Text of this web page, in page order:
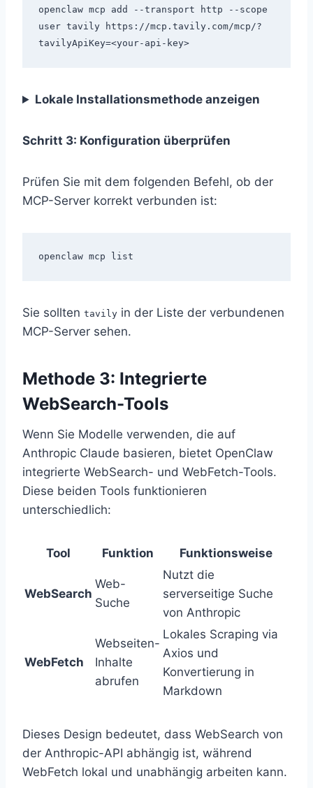
openclaw mcp add --transport http --scope
user tavily https://mcp.tavily.com/mcp/?
tavilyApiKey=<your-api-key>
Lokale Installationsmethode anzeigen
Schritt 3: Konfiguration überprüfen
Prüfen Sie mit dem folgenden Befehl, ob der
MCP-Server korrekt verbunden ist:
Sie sollten tavily in der Liste der verbundenen
MCP-Server sehen.
Methode 3: Integrierte
WebSearch-Tools
Wenn Sie Modelle verwenden, die auf
Anthropic Claude basieren, bietet OpenClaw
integrierte WebSearch- und WebFetch-Tools.
Diese beiden Tools funktionieren
unterschiedlich:
Tool Funktion Funktionsweise
WebSearch
Web-
Suche
Nutzt die
serverseitige Suche
von Anthropic
WebFetch
Webseiten-
Inhalte
abrufen
Lokales Scraping via
Axios und
Konvertierung in
Markdown
Dieses Design bedeutet, dass WebSearch von
der Anthropic-API abhängig ist, während
WebFetch lokal und unabhängig arbeiten kann.